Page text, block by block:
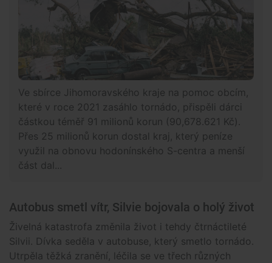
Ve sbírce Jihomoravského kraje na pomoc obcím,
které v roce 2021 zasáhlo tornádo, přispěli dárci
částkou téměř 91 milionů korun (90,678.621 Kč).
Přes 25 milionů korun dostal kraj, který peníze
využil na obnovu hodonínského S-centra a menší
část dal...
Autobus smetl vítr, Silvie bojovala o holý život
Živelná katastrofa změnila život i tehdy čtrnáctileté
Silvii. Dívka seděla v autobuse, který smetlo tornádo.
Utrpěla těžká zranění, léčila se ve třech různých